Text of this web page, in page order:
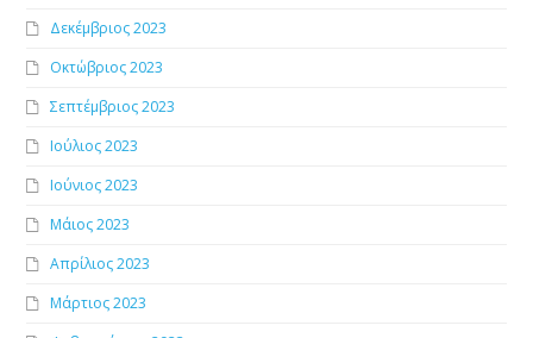
Δεκέμβριος 2023
Οκτώβριος 2023
Σεπτέμβριος 2023
Ιούλιος 2023
Ιούνιος 2023
Μάιος 2023
Απρίλιος 2023
Μάρτιος 2023